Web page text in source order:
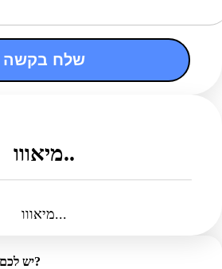
שלח בקשה
מיאווו..
מיאווו...
יש לכם שאלות? נתקלתם בבאג?